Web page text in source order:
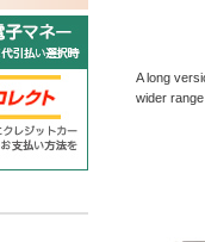
A long
wider range